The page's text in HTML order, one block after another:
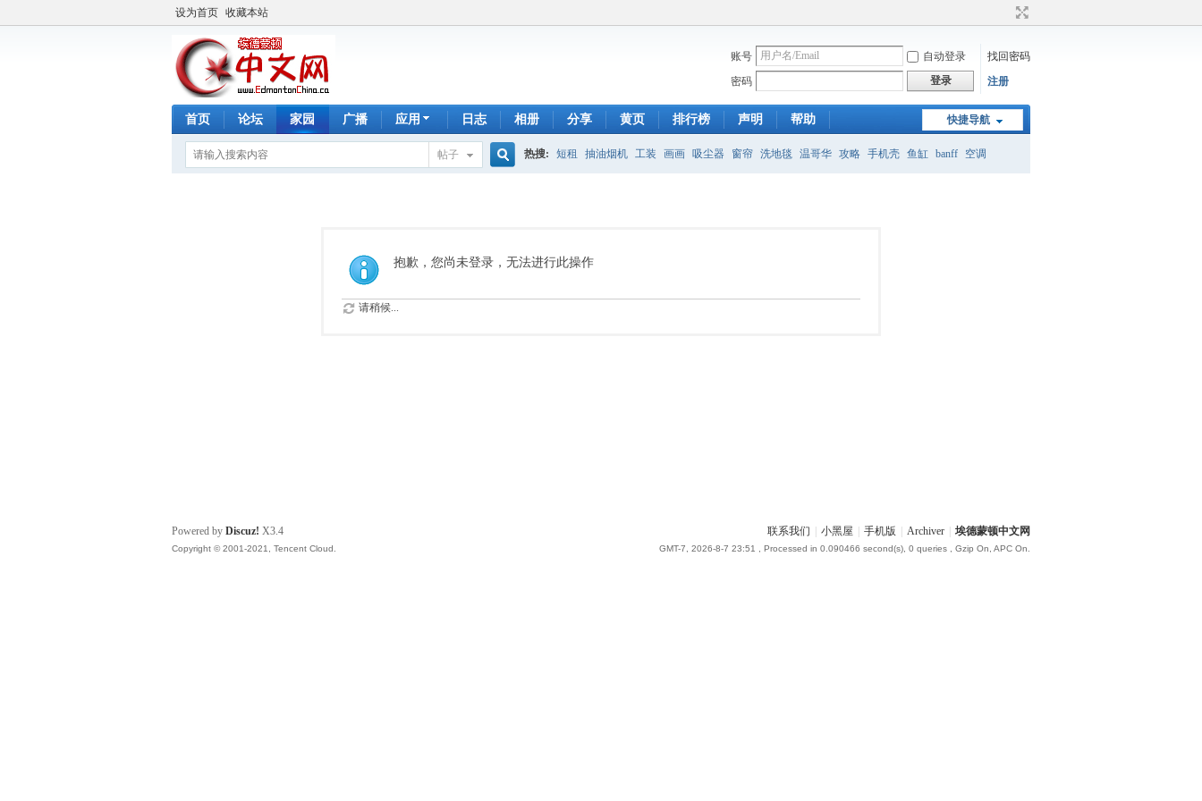
设为首页 收藏本站
账号 自动登录
找回密码
密码
登录 注册
快捷导航
首页 论坛 家园 广播 应用 日志 相册 分享 黄页 排行榜 声明 帮助
帖子
索
热搜: 短租 抽油烟机 工装 画画 吸尘器 窗帘 洗地毯 温哥华 攻略 手机壳 鱼缸 banff 空调
抱歉，您尚未登录，无法进行此操作
请稍候...
联系我们 小黑屋 手机版 Archiver 埃德蒙顿中文网
GMT-7, 2026-8-7 23:51 , Processed in 0.090466 second(s), 0 queries , Gzip On, APC On.
Powered by Discuz! X3.4
Copyright © 2001-2021, Tencent Cloud.